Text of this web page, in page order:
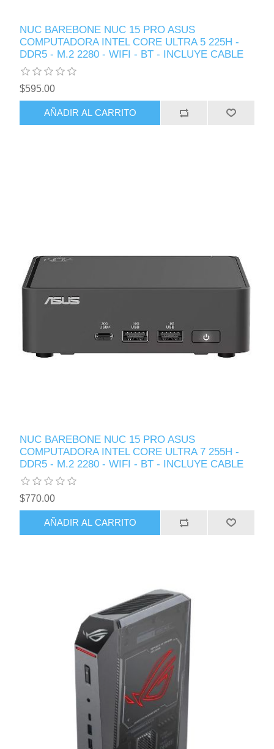
NUC BAREBONE NUC 15 PRO ASUS
COMPUTADORA INTEL CORE ULTRA 5 225H -
DDR5 - M.2 2280 - WIFI - BT - INCLUYE CABLE
$595.00
AÑADIR AL CARRITO
NUC BAREBONE NUC 15 PRO ASUS
COMPUTADORA INTEL CORE ULTRA 7 255H -
DDR5 - M.2 2280 - WIFI - BT - INCLUYE CABLE
$770.00
AÑADIR AL CARRITO